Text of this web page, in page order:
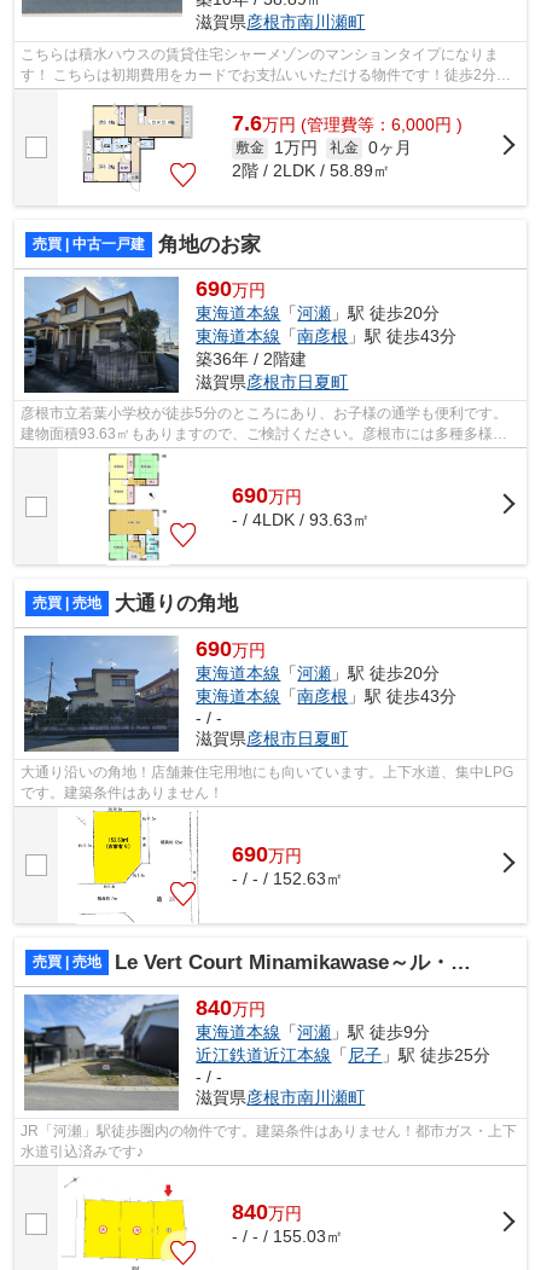
滋賀県彦根市南川瀬町
こちらは積水ハウスの賃貸住宅シャーメゾンのマンションタイプになりま
す！ こちらは初期費用をカードでお支払いいただける物件です！徒歩2分に
駅がある物件です！ 高遮音床システム「...
7.6万円 (管理費等：6,000円 )
敷金 1万円 礼金 0ヶ月
2階 / 2LDK / 58.89㎡
売買 | 中古一戸建 角地のお家
690万円
東海道本線 「河瀬 」駅 徒歩20分
東海道本線 「南彦根 」駅 徒歩43分
築36年 / 2階建
滋賀県彦根市日夏町
彦根市立若葉小学校が徒歩5分のところにあり、お子様の通学も便利です。
建物面積93.63㎡もありますので、ご検討ください。彦根市には多種多様な
一戸建てがございますので、マイホーム...
690万円
- / 4LDK / 93.63㎡
売買 | 売地 大通りの角地
690万円
東海道本線 「河瀬 」駅 徒歩20分
東海道本線 「南彦根 」駅 徒歩43分
- / -
滋賀県彦根市日夏町
大通り沿いの角地！店舗兼住宅用地にも向いています。上下水道、集中LPG
です。建築条件はありません！
690万円
- / - / 152.63㎡
売買 | 売地 Le Vert Court Minamikawase～ル・ベールコート・ミナミカワセ～
840万円
東海道本線 「河瀬 」駅 徒歩9分
近江鉄道近江本線 「尼子 」駅 徒歩25分
- / -
滋賀県彦根市南川瀬町
JR「河瀬」駅徒歩圏内の物件です。建築条件はありません！都市ガス・上下
水道引込済みです♪
840万円
- / - / 155.03㎡